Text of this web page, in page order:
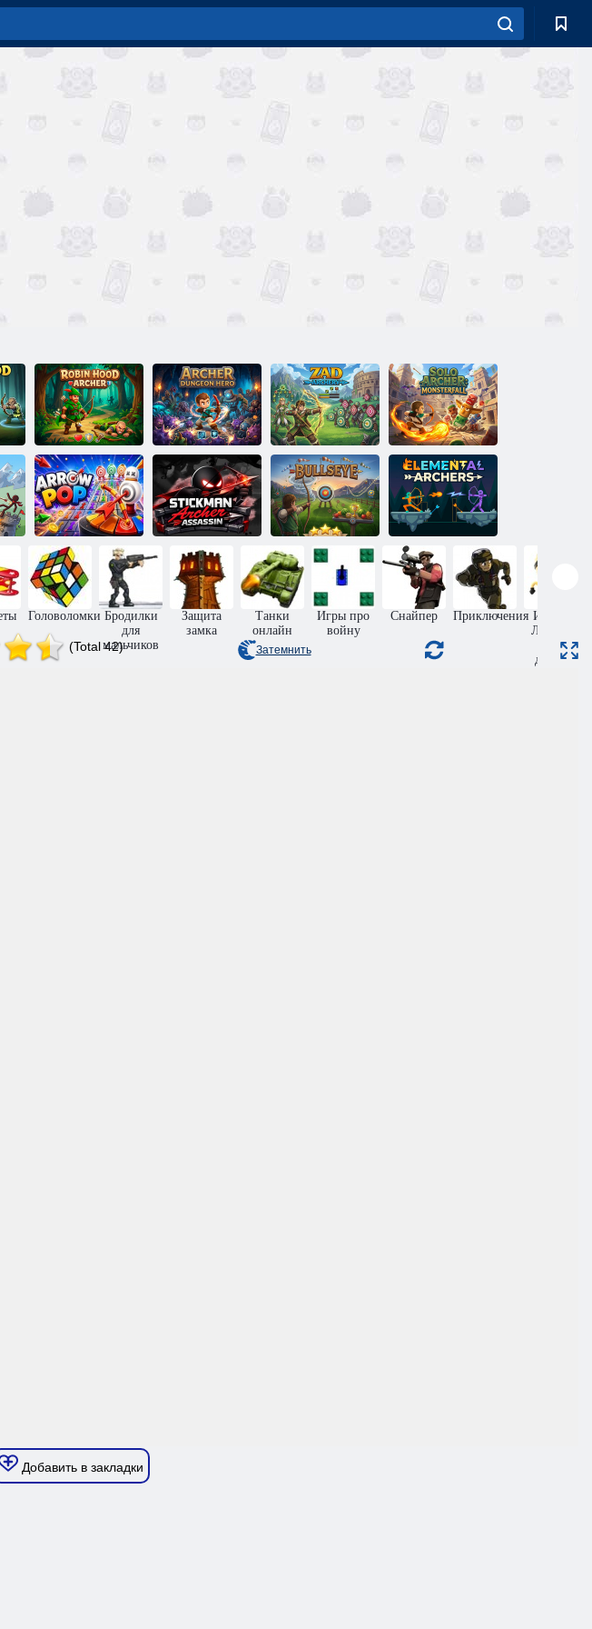
Лучник Робин
Гуд
Лучник: Герой
Подземелья
Зад лучник
Одиночный
лучник:
Падение
монстров
Стрельба с
сортировкой
Стикмен
лучник убийца
Меткий
выстрел
Лучники
стихий
Головоломки Бродилки
для
мальчиков
Защита
замка
Танки
онлайн
Игры про
войну
Снайпер Приключения Игры на
Ловкость
для
девочек
(Total 42) Затемнить
Добавить в закладки